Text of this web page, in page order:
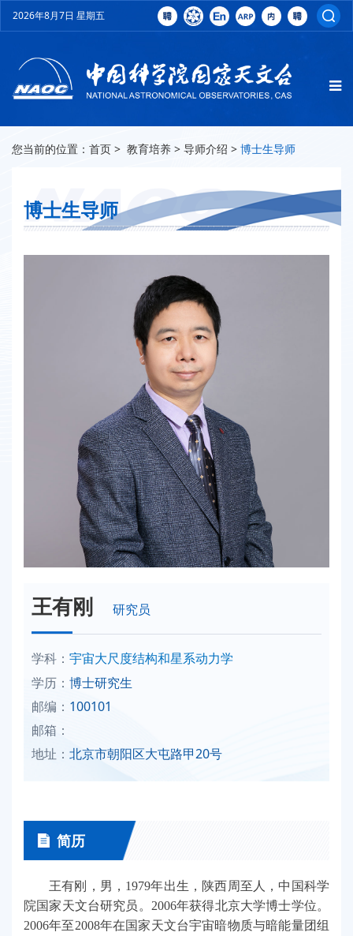
2026年8月7日 星期五
您当前的位置： 首页 > 教育培养 > 导师介绍 > 博士生导师
博士生导师
王有刚 研究员
学科： 宇宙大尺度结构和星系动力学
学历： 博士研究生
邮编： 100101
邮箱：
地址： 北京市朝阳区大屯路甲20号
简历
王有刚，男，1979年出生，陕西周至人，中国科学
院国家天文台研究员。2006年获得北京大学博士学位。
2006年至2008年在国家天文台宇宙暗物质与暗能量团组